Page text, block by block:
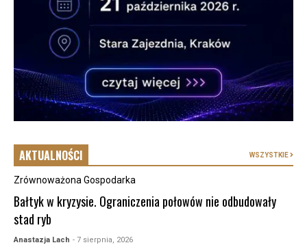
AKTUALNOŚCI WSZYSTKIE
Zrównoważona Gospodarka
Bałtyk w kryzysie. Ograniczenia połowów nie odbudowały
stad ryb
Anastazja Lach - 7 sierpnia, 2026